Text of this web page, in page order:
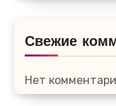
Свежие
Нет